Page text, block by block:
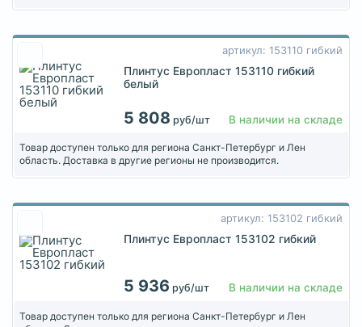
артикул: 153110 гибкий
Плинтус Европласт 153110 гибкий
белый
5 808 руб/шт В наличии на складе
Товар доступен только для региона Санкт-Петербург и Лен
область. Доставка в другие регионы не производится.
артикул: 153102 гибкий
Плинтус Европласт 153102 гибкий
5 936 руб/шт В наличии на складе
Товар доступен только для региона Санкт-Петербург и Лен